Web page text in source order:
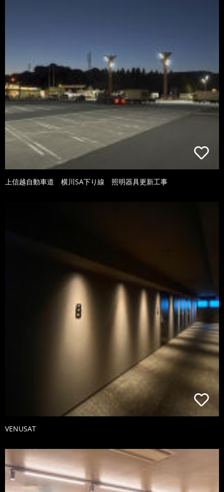
上信越自動車道 横川SA下り線 照明器具更新工事
VENUSAT